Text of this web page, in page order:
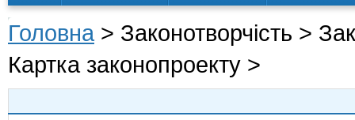
Головна > Законотворчість >
Картка законопроекту >